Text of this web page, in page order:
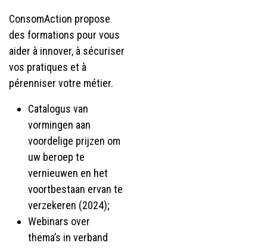
ConsomAction propose
des formations pour vous
aider à innover, à sécuriser
vos pratiques et à
pérenniser votre métier.
Catalogus van
vormingen aan
voordelige prijzen om
uw beroep te
vernieuwen en het
voortbestaan ervan te
verzekeren (2024);
Webinars over
thema’s in verband